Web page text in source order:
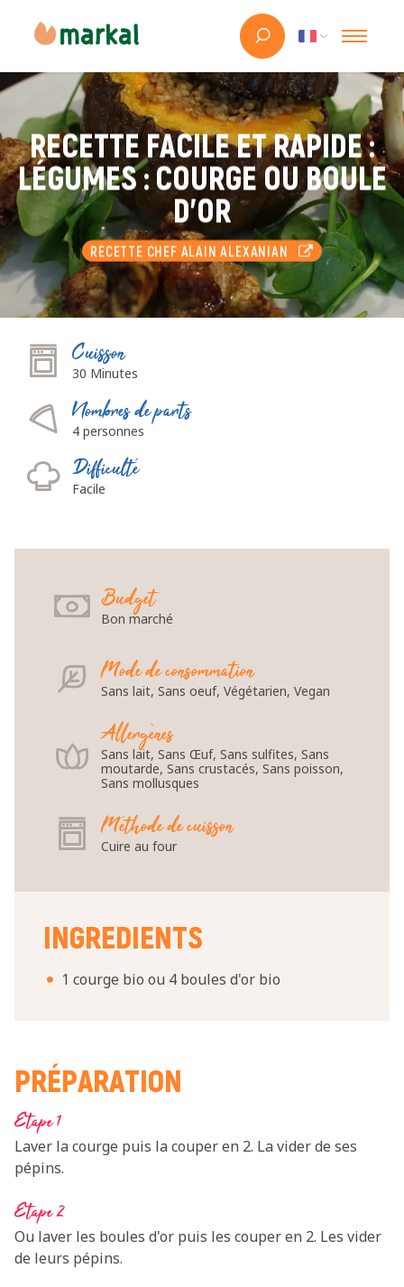
RECETTE FACILE ET RAPIDE :
LÉGUMES : COURGE OU BOULE
D'OR
RECETTE CHEF ALAIN ALEXANIAN
Cuisson
30 Minutes
Nombres de parts
4 personnes
Difficulté
Facile
Budget
Bon marché
Mode de consommation
Sans lait, Sans oeuf, Végétarien, Vegan
Allergènes
Sans lait, Sans Œuf, Sans sulfites, Sans
moutarde, Sans crustacés, Sans poisson,
Sans mollusques
Méthode de cuisson
Cuire au four
INGREDIENTS
1 courge bio ou 4 boules d'or bio
PRÉPARATION
Etape 1
Laver la courge puis la couper en 2. La vider de ses
pépins.
Etape 2
Ou laver les boules d'or puis les couper en 2. Les vider
de leurs pépins.